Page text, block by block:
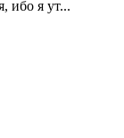
ибо я ут...